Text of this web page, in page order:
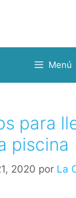
Menú
para
piscina
2020 por La